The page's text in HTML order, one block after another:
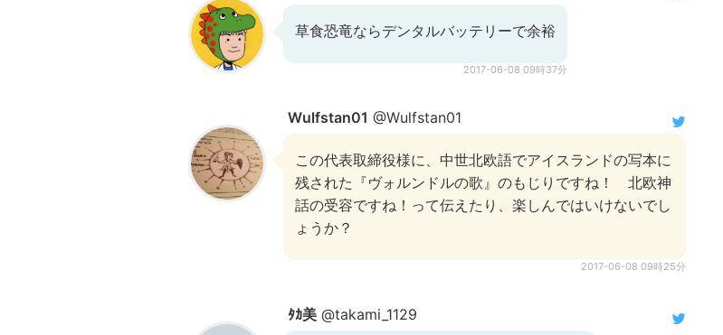
草食恐竜ならデンタルバッテリーで余裕
2017-06-08 09時37分
Wulfstan01 @Wulfstan01
この代表取締役様に、中世北欧語でアイスランドの写本に
残された『ヴォルンドルの歌』のもじりですね！ 北欧神
話の受容ですね！って伝えたり、楽しんではいけないでし
ょうか？
2017-06-08 09時25分
ﾀｶ美 @takami_1129